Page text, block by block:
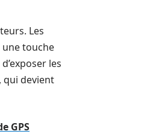
Les
touche
les
, qui devient
GPS